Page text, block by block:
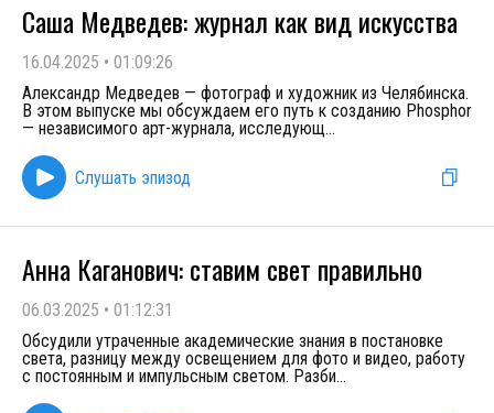
Саша Медведев: журнал как вид искусства
16.04.2025 • 01:09:26
Александр Медведев — фотограф и художник из Челябинска.
В этом выпуске мы обсуждаем его путь к созданию Phosphor
— независимого арт-журнала, исследующ...
Слушать эпизод
Анна Каганович: ставим свет правильно
06.03.2025 • 01:12:31
Обсудили утраченные академические знания в постановке
света, разницу между освещением для фото и видео, работу
с постоянным и импульсным светом. Разби...